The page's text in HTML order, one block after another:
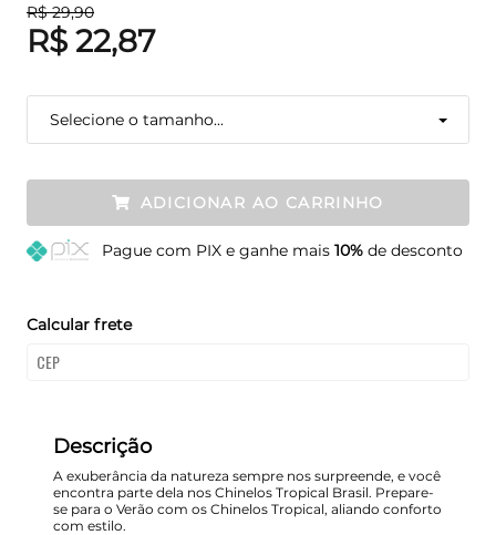
R$ 29,90
R$ 22,87
Selecione o tamanho...
ADICIONAR AO CARRINHO
Pague com PIX e ganhe mais 10%de desconto
Calcular frete
Descrição
A exuberância da natureza sempre nos surpreende, e você
encontra parte dela nos Chinelos Tropical Brasil. Prepare-
se para o Verão com os Chinelos Tropical, aliando conforto
com estilo.